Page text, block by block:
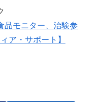
品モニター、治験参
ア・サポート】